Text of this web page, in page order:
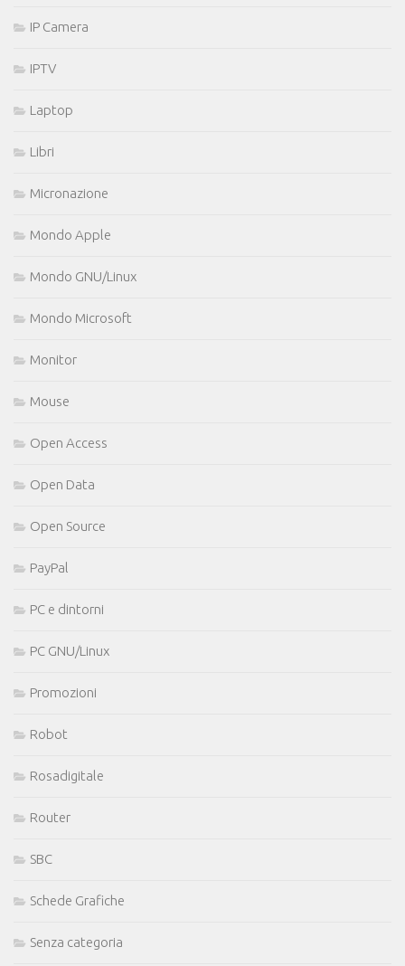
IP Camera
IPTV
Laptop
Libri
Micronazione
Mondo Apple
Mondo GNU/Linux
Mondo Microsoft
Monitor
Mouse
Open Access
Open Data
Open Source
PayPal
PC e dintorni
PC GNU/Linux
Promozioni
Robot
Rosadigitale
Router
SBC
Schede Grafiche
Senza categoria